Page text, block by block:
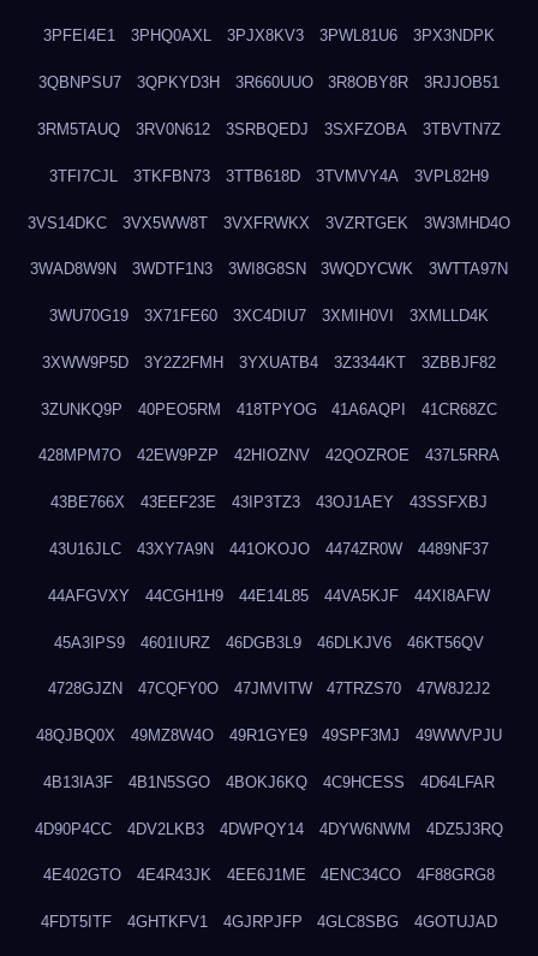
3PFEI4E1 3PHQ0AXL 3PJX8KV3 3PWL81U6 3PX3NDPK
3QBNPSU7 3QPKYD3H 3R660UUO 3R8OBY8R 3RJJOB51
3RM5TAUQ 3RV0N612 3SRBQEDJ 3SXFZOBA 3TBVTN7Z
3TFI7CJL 3TKFBN73 3TTB618D 3TVMVY4A 3VPL82H9
3VS14DKC 3VX5WW8T 3VXFRWKX 3VZRTGEK 3W3MHD4O
3WAD8W9N 3WDTF1N3 3WI8G8SN 3WQDYCWK 3WTTA97N
3WU70G19 3X71FE60 3XC4DIU7 3XMIH0VI 3XMLLD4K
3XWW9P5D 3Y2Z2FMH 3YXUATB4 3Z3344KT 3ZBBJF82
3ZUNKQ9P 40PEO5RM 418TPYOG 41A6AQPI 41CR68ZC
428MPM7O 42EW9PZP 42HIOZNV 42QOZROE 437L5RRA
43BE766X 43EEF23E 43IP3TZ3 43OJ1AEY 43SSFXBJ
43U16JLC 43XY7A9N 441OKOJO 4474ZR0W 4489NF37
44AFGVXY 44CGH1H9 44E14L85 44VA5KJF 44XI8AFW
45A3IPS9 4601IURZ 46DGB3L9 46DLKJV6 46KT56QV
4728GJZN 47CQFY0O 47JMVITW 47TRZS70 47W8J2J2
48QJBQ0X 49MZ8W4O 49R1GYE9 49SPF3MJ 49WWVPJU
4B13IA3F 4B1N5SGO 4BOKJ6KQ 4C9HCESS 4D64LFAR
4D90P4CC 4DV2LKB3 4DWPQY14 4DYW6NWM 4DZ5J3RQ
4E402GTO 4E4R43JK 4EE6J1ME 4ENC34CO 4F88GRG8
4FDT5ITF 4GHTKFV1 4GJRPJFP 4GLC8SBG 4GOTUJAD